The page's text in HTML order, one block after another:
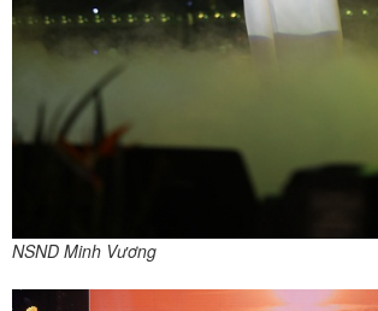
NSND Minh Vương